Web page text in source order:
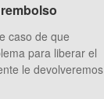
caso de que
para liberar el
le devolveremos